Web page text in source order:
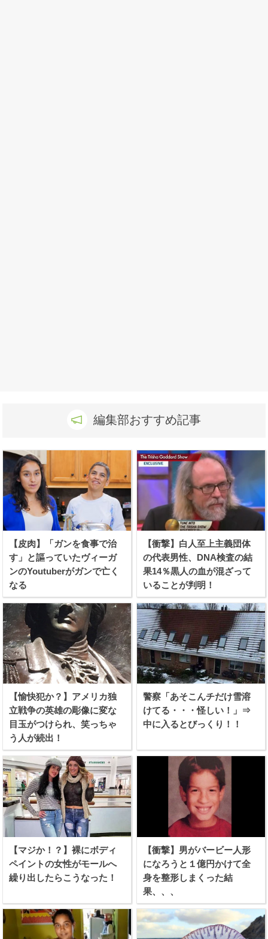
編集部おすすめ記事
【皮肉】「ガンを食事で治
す」と謳っていたヴィーガ
ンのYoutuberがガンで亡く
なる
【衝撃】白人至上主義団体
の代表男性、DNA検査の結
果14％黒人の血が混ざって
いることが判明！
【愉快犯か？】アメリカ独
立戦争の英雄の彫像に変な
目玉がつけられ、笑っちゃ
う人が続出！
警察「あそこんチだけ雪溶
けてる・・・怪しい！」⇒
中に入るとびっくり！！
【マジか！？】裸にボディ
ペイントの女性がモールへ
繰り出したらこうなった！
【衝撃】男がバービー人形
になろうと１億円かけて全
身を整形しまくった結
果、、、